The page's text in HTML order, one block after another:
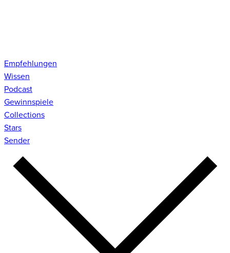
Empfehlungen
Wissen
Podcast
Gewinnspiele
Collections
Stars
Sender